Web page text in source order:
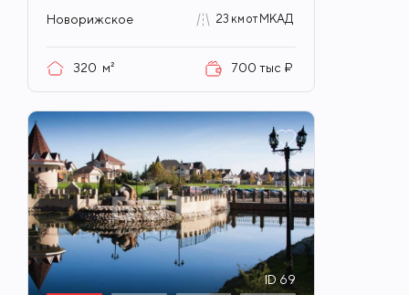
Новорижское 23 км от МКАД
320 м² 700 тыс ₽
ID 69